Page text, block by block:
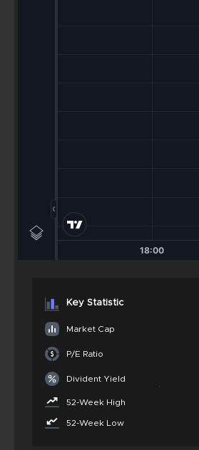
Key Statistic
Market Cap
P/E Ratio
Divident Yield
52-Week High
52-Week Low